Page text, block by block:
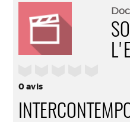
0avis